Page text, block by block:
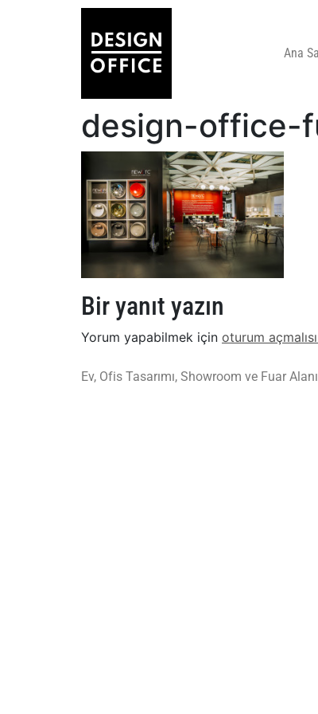
Ana
design-office-
Bir yanıt yazın
Yorum yapabilmek için oturum
Ev, Ofis Tasarımı, Showroom ve Fuar